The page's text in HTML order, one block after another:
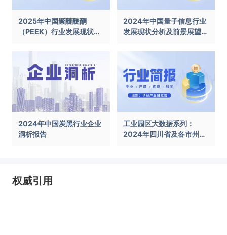
2025年中国聚醚醚酮
（PEEK）行业发展现状及
2024年中国量子信息行业
发展现状分析及前景展望报
2024年中国炭黑行业企业
洞析报告
工业园区大数据系列：
2024年四川省及各市州工
权威引用